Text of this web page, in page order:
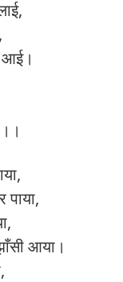
आई।
आया।